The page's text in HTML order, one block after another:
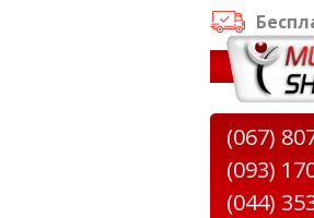
✔ Скидки на
(067)
(093)
(044)